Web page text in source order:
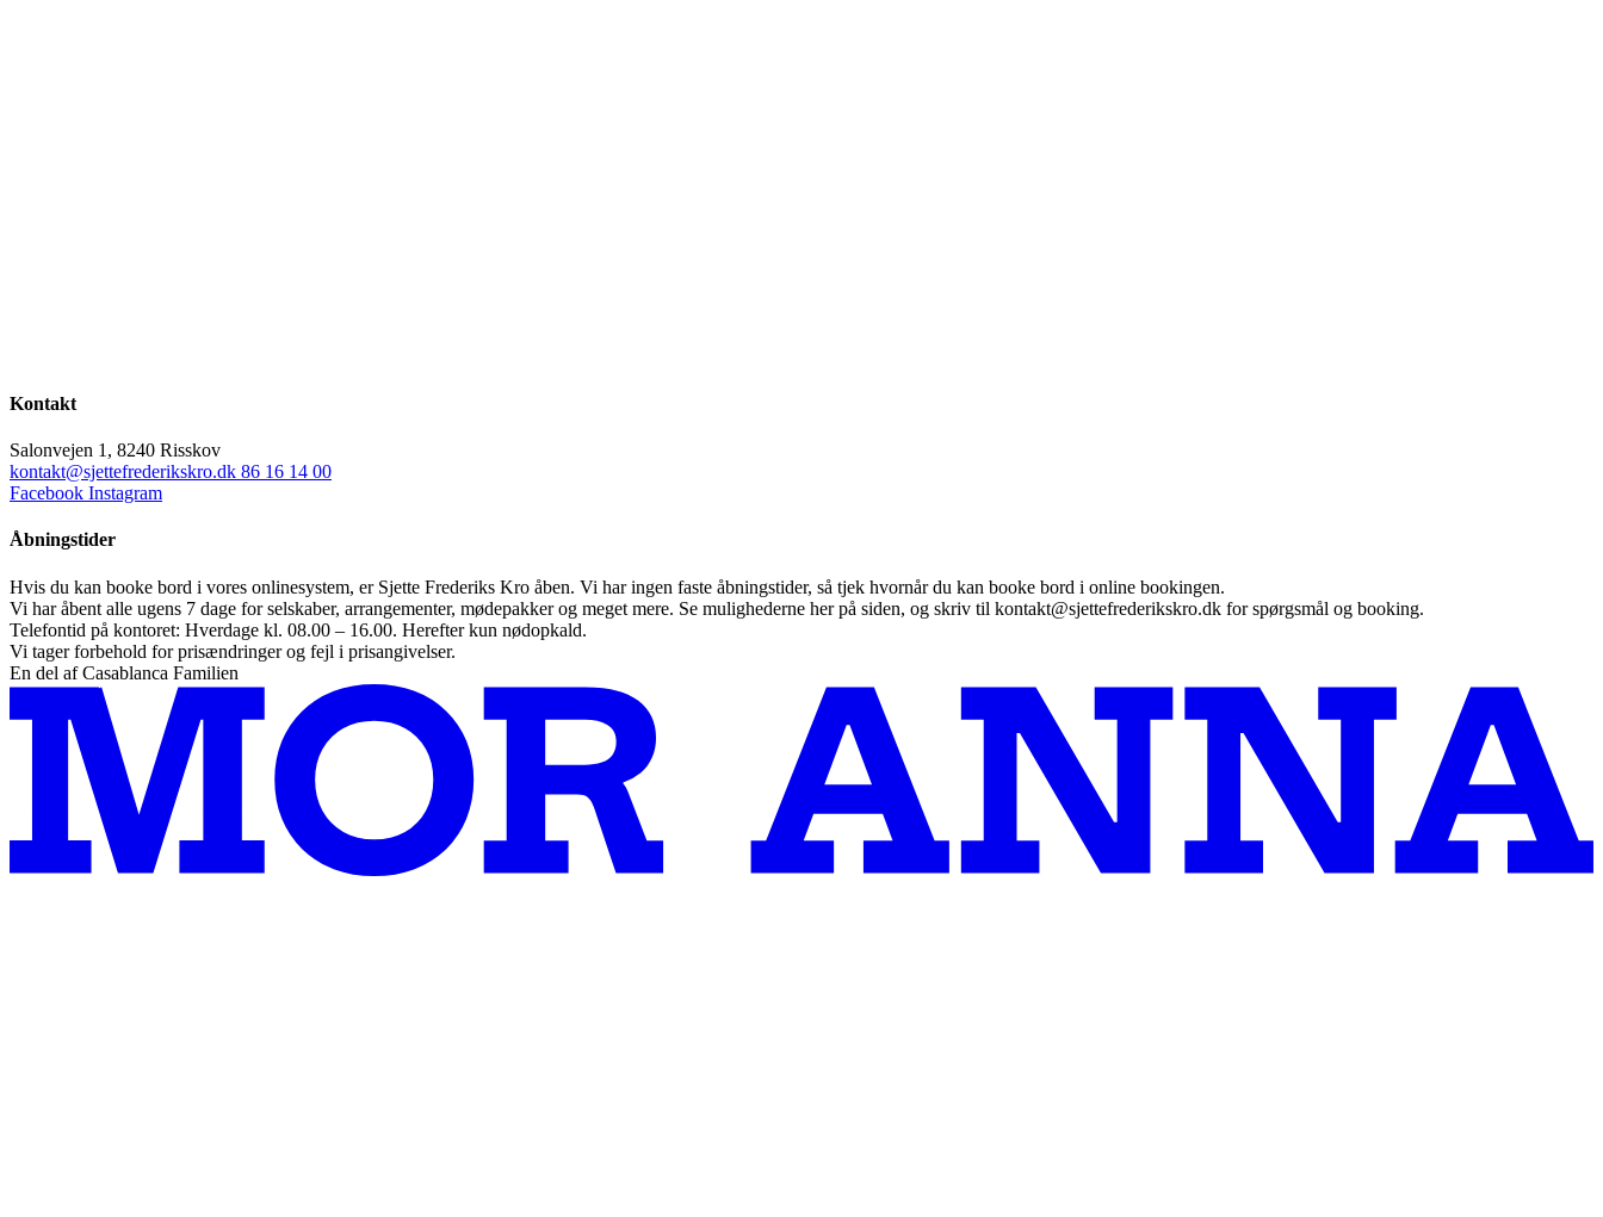
Kontakt
Salonvejen 1, 8240 Risskov
kontakt@sjettefrederikskro.dk 86 16 14 00
Facebook Instagram
Åbningstider
Hvis du kan booke bord i vores onlinesystem, er Sjette Frederiks Kro åben. Vi har ingen faste åbningstider, så tjek hvornår du kan booke bord i online bookingen.
Vi har åbent alle ugens 7 dage for selskaber, arrangementer, mødepakker og meget mere. Se mulighederne her på siden, og skriv til kontakt@sjettefrederikskro.dk for spørgsmål og booking.
Telefontid på kontoret: Hverdage kl. 08.00 – 16.00. Herefter kun nødopkald.
Vi tager forbehold for prisændringer og fejl i prisangivelser.
En del af Casablanca Familien